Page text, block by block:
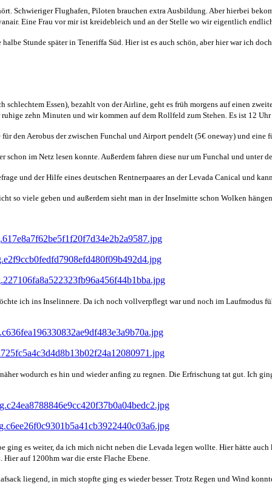
Schwieriger Flughafen, Piloten brauchen extra Ausbildung. Aber hierbei
Eine Frau vor mir ist kreidebleich und an der Stelle wo wir eigentlich
Stunde später in Teneriffa Süd. Hier ist es auch schön, aber hier war ich
Essen), bezahlt von der Airline, geht es früh morgens auf einen
zehn Minuten und wir kommen auf dem Rollfeld zum Stehen. Es ist 12
den Aerobus der zwischen Funchal und Airport pendelt (5€ oneway) und eine
im Netz lesen konnte. Außerdem fahren diese nur um Funchal und unter
und der Hilfe eines deutschen Rentnerpaares an der Levada Canical und
so viele geben und außerdem sieht man in der Inselmitte schon Wolken
ich ins Inselinnere. Da ich noch vollverpflegt war und noch im
wodurch es hin und wieder anfing zu regnen. Die Erfrischung tat gut. Ich
es weiter, da ich mich nicht neben die Levada legen wollte. Hier hätte
auf 1200hm war die erste Flache Ebene.
liegend, in mich stopfte ging es wieder besser. Trotz Regen und Wind